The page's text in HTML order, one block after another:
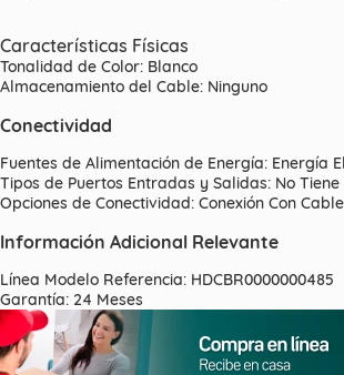
Características Físicas
Tonalidad de Color: Blanco
Almacenamiento del Cable: Ninguno
Conectividad
Fuentes de Alimentación de Energía: Energía
Tipos de Puertos Entradas y Salidas: No Tiene
Opciones de Conectividad: Conexión Con Cable
Información Adicional Relevante
Línea Modelo Referencia: HDCBR0000000485
Garantía: 24 Meses